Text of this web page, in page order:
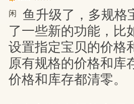
闲
鱼升级了，多规格
了一些新的功能，比
设置指定宝贝的价格
原有规格的价格和库
价格和库存都清零。